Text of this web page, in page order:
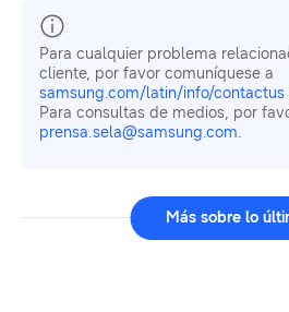
Para cualquier problema
cliente, por favor comuníquese a
samsung.com/latin/info/contactus
Para consultas de medios, por
prensa.sela@samsung.com.
Más sobre lo